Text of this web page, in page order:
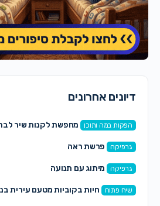
דיונים אחרונים
הפקות במה ותוכן מחפשת לקנות שיר
גרפיקה פרשת ראה
גרפיקה מיתוג עם תנועה
שיח פתוח חיות בקוביות מטעם עירית